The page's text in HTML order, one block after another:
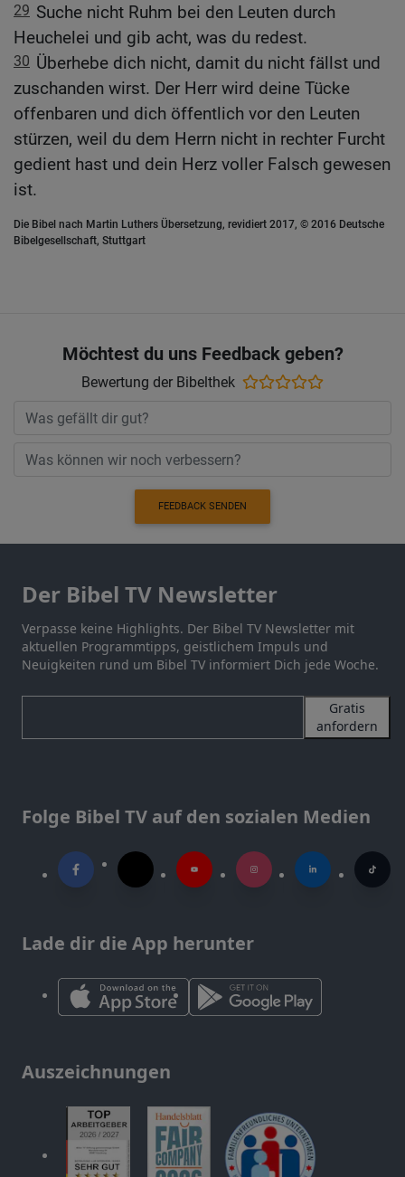
29 Suche nicht Ruhm bei den Leuten durch
Heuchelei und gib acht, was du redest.
30 Überhebe dich nicht, damit du nicht fällst und
zuschanden wirst. Der Herr wird deine Tücke
offenbaren und dich öffentlich vor den Leuten
stürzen, weil du dem Herrn nicht in rechter Furcht
gedient hast und dein Herz voller Falsch gewesen
ist.
Die Bibel nach Martin Luthers Übersetzung, revidiert 2017, © 2016 Deutsche
Bibelgesellschaft, Stuttgart
Möchtest du uns Feedback geben?
Bewertung der Bibelthek
FEEDBACK SENDEN
Der Bibel TV Newsletter
Verpasse keine Highlights. Der Bibel TV Newsletter mit
aktuellen Programmtipps, geistlichem Impuls und
Neuigkeiten rund um Bibel TV informiert Dich jede Woche.
Gratis
anfordern
Folge Bibel TV auf den sozialen Medien
Lade dir die App herunter
Auszeichnungen